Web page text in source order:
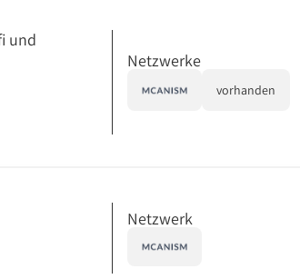
und
Netzwerke
vorhanden
Netzwerk